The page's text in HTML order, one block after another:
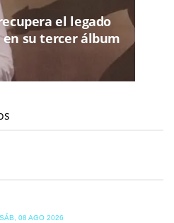
el legado
en su tercer álbum
08 AGO 2026